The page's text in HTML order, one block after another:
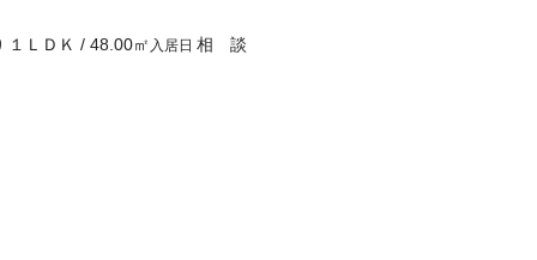
１ＬＤＫ / 48.00㎡ 入居日 相 談